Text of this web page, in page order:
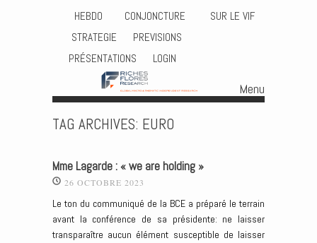
HEBDO CONJONCTURE
SUR LE VIF
STRATEGIE
PREVISIONS
PRÉSENTATIONS
LOGIN
Menu
TAG ARCHIVES: EURO
Mme Lagarde : « we are holding »
26 OCTOBRE 2023
Le ton du communiqué de la BCE a préparé le terrain
avant la conférence de sa présidente: ne laisser
transparaître aucun élément susceptible de laisser